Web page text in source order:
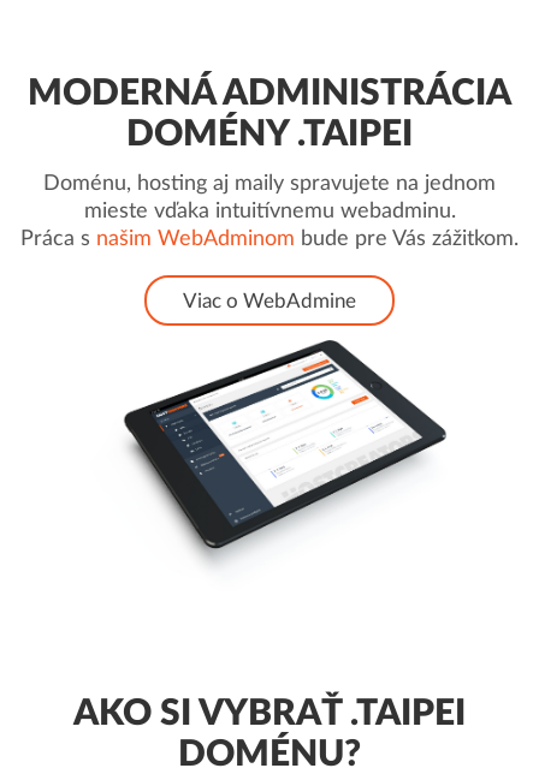
MODERNÁ ADMINISTRÁCIA
DOMÉNY .TAIPEI
Doménu, hosting aj maily spravujete na jednom
mieste vďaka intuitívnemu webadminu.
Práca s našim WebAdminom bude pre Vás zážitkom.
Viac o WebAdmine
AKO SI VYBRAŤ .TAIPEI
DOMÉNU?